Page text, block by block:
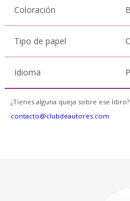
Coloración
Tipo de papel
Idioma
¿Tienes alguna queja sobre ese
contacto@clubdeautores.com